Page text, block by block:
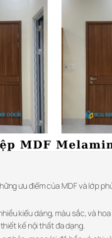
ưu điểm của MDF và lớp
kiểu dáng, màu sắc, và
kế nội thất đa dạng.